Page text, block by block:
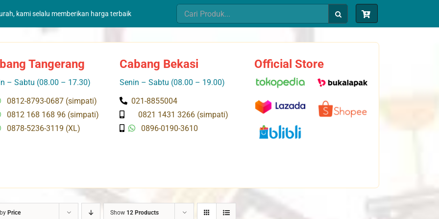
kami selalu memberikan harga terbaik
Search
for:
Tangerang
– Sabtu (08.00 – 17.30)
0812-8793-0687 (simpati)
0812 168 168 96 (simpati)
0878-5236-3119 (XL)
Cabang Bekasi
Senin – Sabtu (08.00 – 19.00)
021-8855004
0821 1431 3266 (simpati)
0896-0190-3610
Official Store
Price Show 12 Products